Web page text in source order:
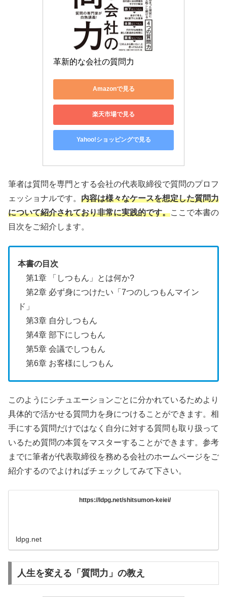
革新的な会社の質問力
Amazonで見る
楽天市場で見る
Yahoo!ショッピングで見る
筆者は質問を専門とする会社の代表取締役で質問のプロフ
ェッショナルです。 内容は様々なケースを想定した質問力
について紹介されており非常に実践的です。ここで本書の
目次をご紹介します。
本書の目次
第1章 「しつもん」とは何か?
第2章 必ず身につけたい「7つのしつもんマイン
ド」
第3章 自分しつもん
第4章 部下にしつもん
第5章 会議でしつもん
第6章 お客様にしつもん
このようにシチュエーションごとに分かれているためより
具体的で活かせる質問力を身につけることができます。相
手にする質問だけではなく自分に対する質問も取り扱って
いるため質問の本質をマスターすることができます。参考
までに筆者が代表取締役を務める会社のホームページをご
紹介するのでよければチェックしてみて下さい。
https://ldpg.net/shitsumon-keiei/
ldpg.net
人生を変える「質問力」の教え